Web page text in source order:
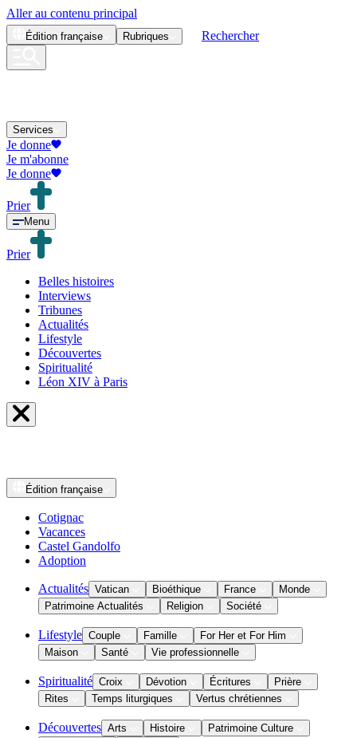
Aller au contenu principal
Édition française Rubriques Rechercher
Services
Je donne
Je m'abonne
Je donne
Prier
Menu
Prier
Belles histoires
Interviews
Tribunes
Actualités
Lifestyle
Découvertes
Spiritualité
Léon XIV à Paris
Édition française
Cotignac
Vacances
Castel Gandolfo
Adoption
Actualités Vatican Bioéthique France
Monde
Patrimoine Actualités
Religion Société
Lifestyle Couple Famille
For Her et For Him
Maison
Santé Vie professionnelle
Spiritualité Croix Dévotion Écritures
Prière
Rites
Temps liturgiques Vertus chrétiennes
Découvertes Arts Histoire
Patrimoine Culture